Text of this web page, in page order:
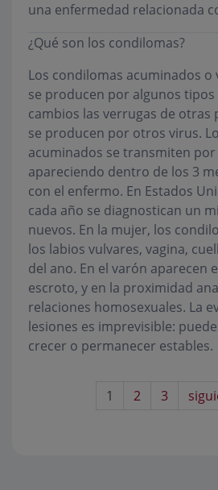
una enfermedad relacionada
¿Qué son los condilomas?
Los condilomas acuminados o
se producen por algunos tipos
cambios las verrugas de otras
se producen por otros virus.
acuminados se transmiten
apareciendo dentro de los 3
con el enfermo. En Estados
cada año se diagnostican un
nuevos. En la mujer, los
los labios vulvares, vagina,
del ano. En el varón aparecen
escroto, y en la proximidad
relaciones homosexuales. La
lesiones es imprevisible:
crecer o permanecer estables.
1 2 3